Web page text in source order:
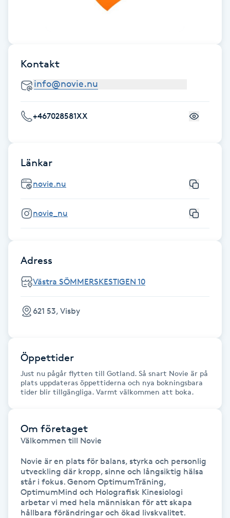
Fotvård
Fransar
Fransfärgning
Fransförlängning Megavolym
Fransförlängning Volym
Fransk manikyr
Frekvensterapi
Friskvårdsmassage
Frisör
Funktionsanalys
Färgning
Föning
Gel naglar
Kontakt
+467028581XX
Länkar
novie.nu
novie_nu
Adress
Västra SÖMMERSKESTIGEN 10
621 53, Visby
Öppettider
Just nu pågår flytten till Gotland. Så snart Novie är på
plats uppdateras öppettiderna och nya bokningsbara
tider blir tillgängliga. Varmt välkommen att boka.
Om företaget
Välkommen till Novie
Novie är en plats för balans, styrka och personlig
utveckling där kropp, sinne och långsiktig hälsa
står i fokus. Genom OptimumTräning,
OptimumMind och Holografisk Kinesiologi
arbetar vi med hela människan för att skapa
hållbara förändringar och ökad livskvalitet.